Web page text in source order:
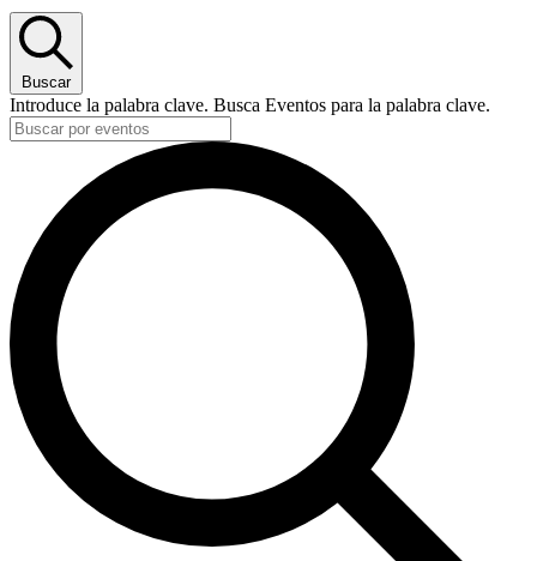
Buscar
Introduce la palabra clave. Busca Eventos para la palabra clave.